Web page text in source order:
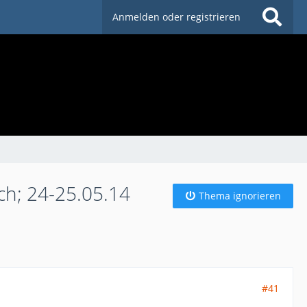
Anmelden oder registrieren
24-25.05.14 Thema ignorieren
#41